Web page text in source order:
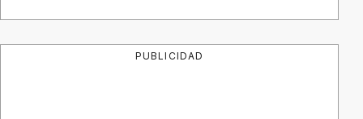
PUBLICIDAD